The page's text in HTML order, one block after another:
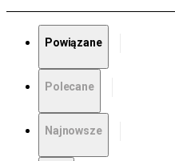
Powiązane
Polecane
Najnowsze